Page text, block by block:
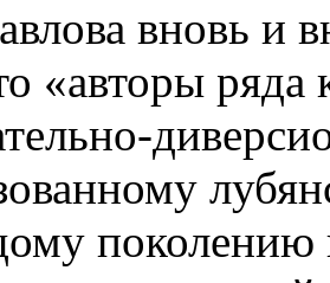
вновь и
«авторы ряда
поколению